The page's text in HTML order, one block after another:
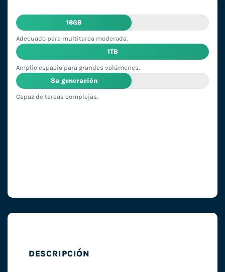
16GB
Adecuado para multitarea moderada.
1TB
Amplio espacio para grandes volúmenes.
8ª generación
Capaz de tareas complejas.
DESCRIPCIÓN